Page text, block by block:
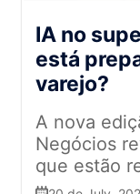
IA no
está
varejo?
A nova
Negócios
que estão